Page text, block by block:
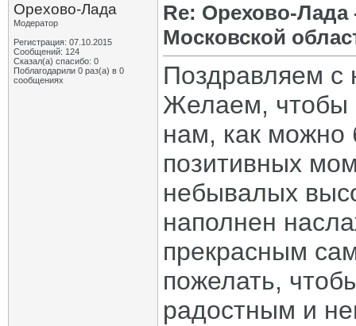
Орехово-Лада
Модератор
Регистрация: 07.10.2015
Сообщений: 124
Сказал(а) спасибо: 0
Поблагодарили 0 раз(а) в 0
сообщениях
Re: Орехово-
Московской
Поздравляем
Желаем, чтобы
нам, как можно
позитивных
небывалых
наполнен
прекрасным
пожелать,
радостным и